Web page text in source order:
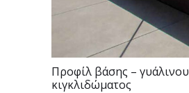
Προφίλ βάσης – γυάλινου
κιγκλιδώματος